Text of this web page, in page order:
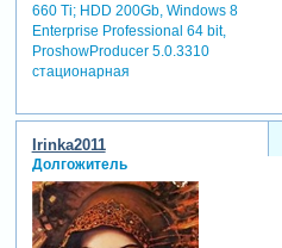
660 Ti; HDD 200Gb, Windows 8
Enterprise Professional 64 bit,
ProshowProducer 5.0.3310
стационарная
Irinka2011
Долгожитель